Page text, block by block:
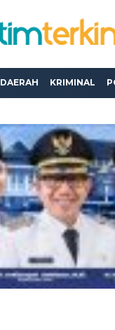
DAERAH KRIMINAL